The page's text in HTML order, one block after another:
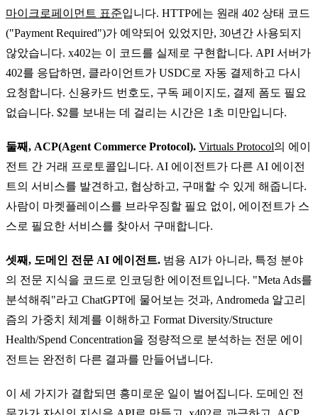
마이크로페이먼트 표준입니다. HTTP에는 원래 402 상태 코드
("Payment Required")가 예약되어 있었지만, 30년간 사용되지
않았습니다. x402는 이 코드를 실제로 구현합니다. API 서버가
402를 응답하면, 클라이언트가 USDC로 자동 결제하고 다시
요청합니다. 신용카드 번호도, 구독 페이지도, 결제 폼도 필요
없습니다. $2를 보내는 데 걸리는 시간은 1초 미만입니다.
둘째, ACP(Agent Commerce Protocol). Virtuals Protocol의 에이
전트 간 거래 프로토콜입니다. AI 에이전트가 다른 AI 에이전
트의 서비스를 발견하고, 협상하고, 구매할 수 있게 해줍니다.
사람이 마켓플레이스를 브라우징할 필요 없이, 에이전트가 스
스로 필요한 서비스를 찾아서 구매합니다.
셋째, 도메인 전문 AI 에이전트. 범용 AI가 아니라, 특정 분야
의 전문 지식을 코드로 인코딩한 에이전트입니다. "Meta Ads를
분석해줘"라고 ChatGPT에 물어보는 것과, Andromeda 알고리
즘의 가중치 체계를 이해하고 Format Diversity/Structure
Health/Spend Concentration을 정량적으로 분석하는 전문 에이
전트는 완전히 다른 결과를 만들어냅니다.
이 세 가지가 결합되면 흥미로운 일이 벌어집니다. 도메인 전